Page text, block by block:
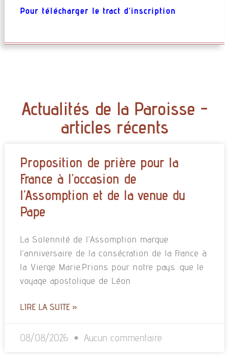
Pour télécharger le tract d’inscription
Actualités de la Paroisse -
articles récents
Proposition de prière pour la
France à l’occasion de
l’Assomption et de la venue du
Pape
La Solennité de l’Assomption marque
l’anniversaire de la consécration de la France à
la Vierge Marie.Prions pour notre pays :que le
voyage apostolique de Léon
LIRE LA SUITE »
08/08/2026 Aucun commentaire